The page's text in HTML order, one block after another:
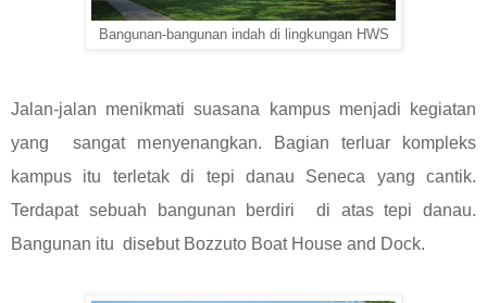
Bangunan-bangunan indah di lingkungan HWS
Jalan-jalan menikmati suasana kampus menjadi kegiatan
yang sangat menyenangkan. Bagian terluar kompleks
kampus itu terletak di tepi danau Seneca yang cantik.
Terdapat sebuah bangunan berdiri di atas tepi danau.
Bangunan itu disebut Bozzuto Boat House and Dock.